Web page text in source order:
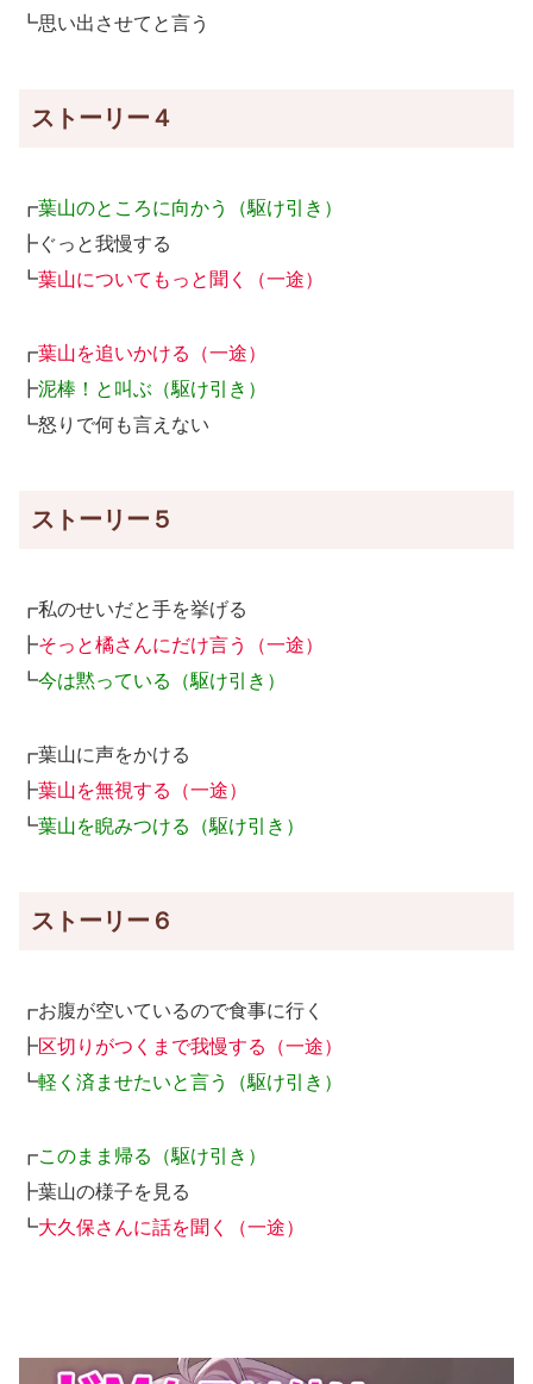
┗思い出させてと言う
ストーリー４
┏葉山のところに向かう（駆け引き）
┣ぐっと我慢する
┗葉山についてもっと聞く（一途）
┏葉山を追いかける（一途）
┣泥棒！と叫ぶ（駆け引き）
┗怒りで何も言えない
ストーリー５
┏私のせいだと手を挙げる
┣そっと橘さんにだけ言う（一途）
┗今は黙っている（駆け引き）
┏葉山に声をかける
┣葉山を無視する（一途）
┗葉山を睨みつける（駆け引き）
ストーリー６
┏お腹が空いているので食事に行く
┣区切りがつくまで我慢する（一途）
┗軽く済ませたいと言う（駆け引き）
┏このまま帰る（駆け引き）
┣葉山の様子を見る
┗大久保さんに話を聞く（一途）